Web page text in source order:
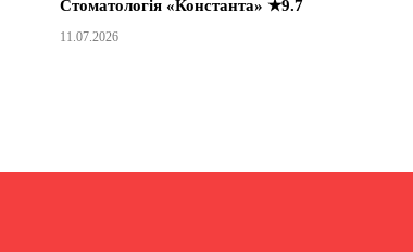
Стоматологія «Константа» ★9.7
11.07.2026